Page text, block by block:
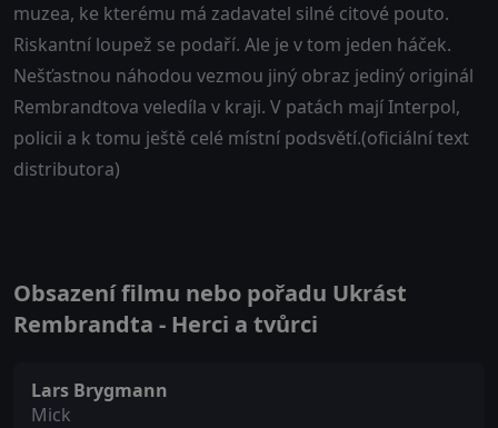
muzea, ke kterému má zadavatel silné citové pouto.
Riskantní loupež se podaří. Ale je v tom jeden háček.
Nešťastnou náhodou vezmou jiný obraz jediný originál
Rembrandtova veledíla v kraji. V patách mají Interpol,
policii a k tomu ještě celé místní podsvětí.(oficiální text
distributora)
Obsazení filmu nebo pořadu Ukrást
Rembrandta - Herci a tvůrci
Lars Brygmann
Mick